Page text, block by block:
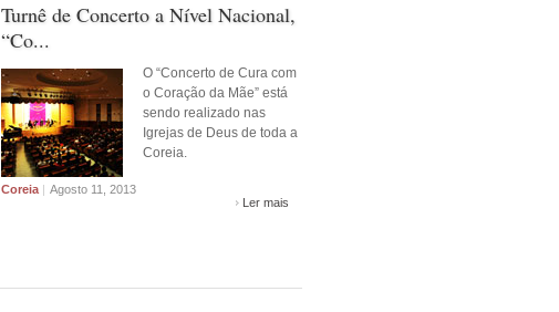
Turnê de Concerto a Nível Nacional,
“Co...
O “Concerto de Cura com
o Coração da Mãe” está
sendo realizado nas
Igrejas de Deus de toda a
Coreia.
Coreia | Agosto 11, 2013
Ler mais